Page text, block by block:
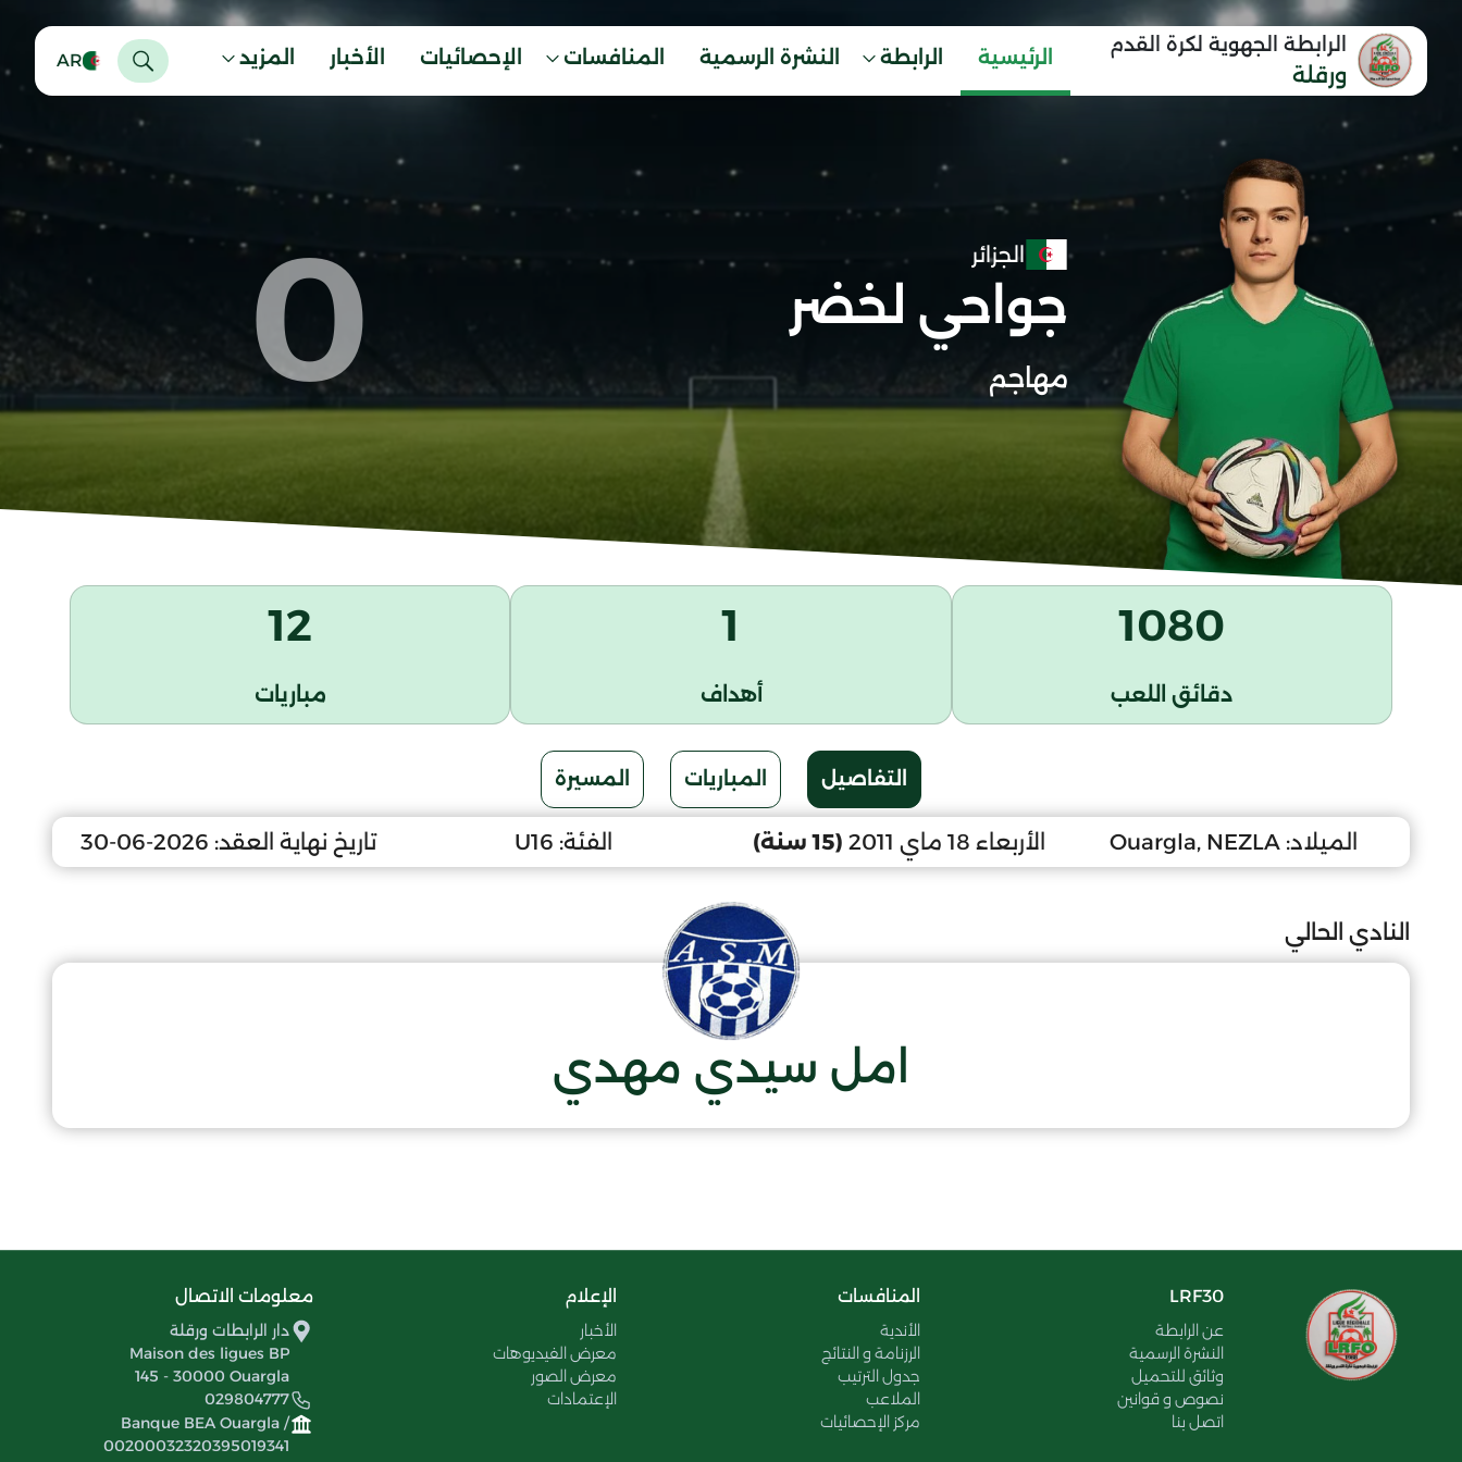
الرابطة الجهوية لكرة القدم
ورقلة
الرئيسية الرابطة النشرة الرسمية المنافسات الإحصائيات الأخبار المزيد AR
الجزائر
جواحي لخضر
مهاجم 0
1080
دقائق اللعب
1
أهداف
12
مباريات
التفاصيل المباريات المسيرة
الميلاد: Ouargla, NEZLA الأربعاء 18 ماي 2011 (15 سنة) الفئة: U16 تاريخ نهاية العقد: 2026-06-30
النادي الحالي
امل سيدي مهدي
LRF30
عن الرابطة
النشرة الرسمية
وثائق للتحميل
نصوص و قوانين
اتصل بنا
المنافسات
الأندية
الرزنامة و النتائج
جدول الترتيب
الملاعب
مركز الإحصائيات
الإعلام
الأخبار
معرض الفيديوهات
معرض الصور
الإعتمادات
معلومات الاتصال
دار الرابطات ورقلة
Maison des ligues BP
145 - 30000 Ouargla
029804777
Banque BEA Ouargla /
00200032320395019341